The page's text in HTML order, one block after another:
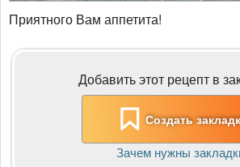
Приятного Вам аппетита!
Добавить этот рецепт в
Создать
Зачем нужны